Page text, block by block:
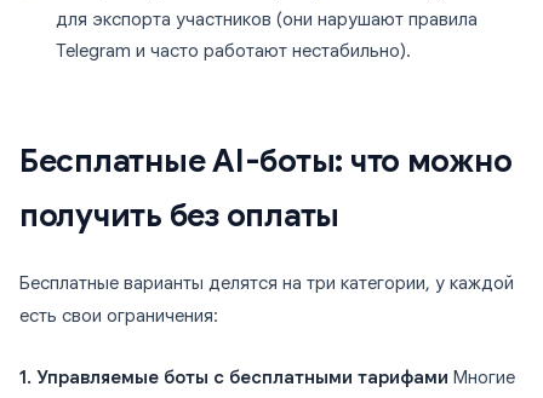
для экспорта участников (они нарушают правила
Telegram и часто работают нестабильно).
Бесплатные AI-боты: что можно
получить без оплаты
Бесплатные варианты делятся на три категории, у каждой
есть свои ограничения:
1. Управляемые боты с бесплатными тарифами Многие